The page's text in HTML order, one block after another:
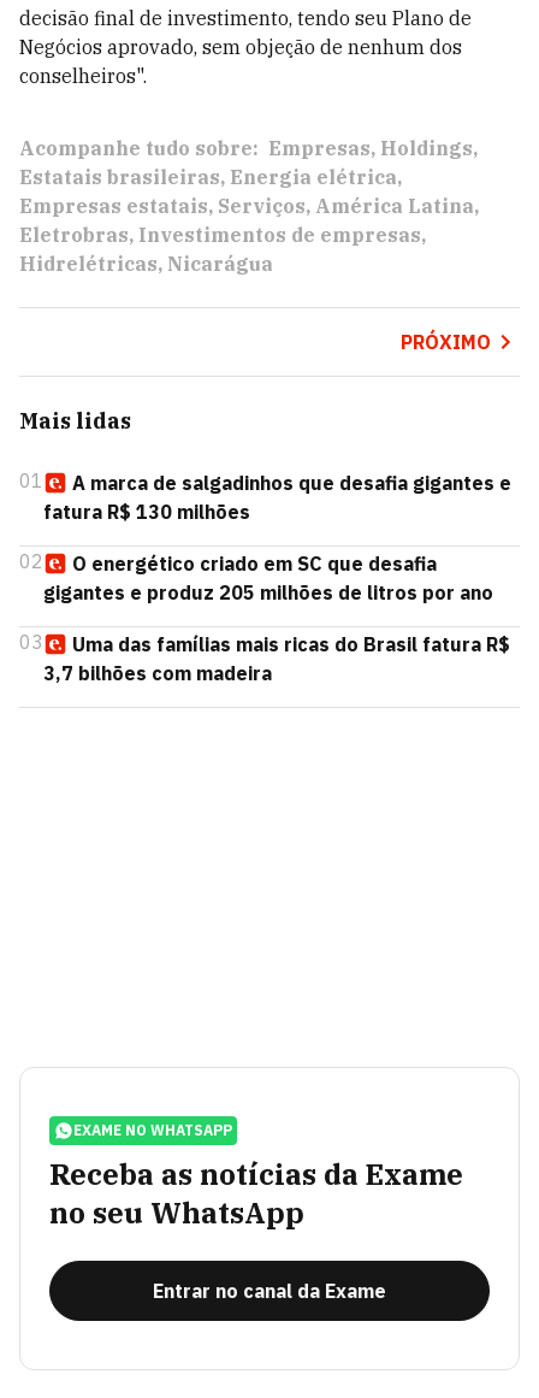
decisão final de investimento, tendo seu Plano de
Negócios aprovado, sem objeção de nenhum dos
conselheiros".
Acompanhe tudo sobre: Empresas Holdings
Estatais brasileiras Energia elétrica
Empresas estatais Serviços América Latina
Eletrobras Investimentos de empresas
Hidrelétricas Nicarágua
PRÓXIMO
Mais lidas
01
A marca de salgadinhos que desafia gigantes e
fatura R$ 130 milhões
02
O energético criado em SC que desafia
gigantes e produz 205 milhões de litros por ano
03
Uma das famílias mais ricas do Brasil fatura R$
3,7 bilhões com madeira
EXAME NO WHATSAPP
Receba as notícias da Exame
no seu WhatsApp
Entrar no canal da Exame